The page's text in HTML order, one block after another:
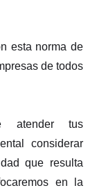
esta norma de
de todos
atender tus
considerar
que resulta
en la